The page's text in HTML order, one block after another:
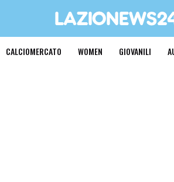
CALCIOMERCATO WOMEN GIOVANILI